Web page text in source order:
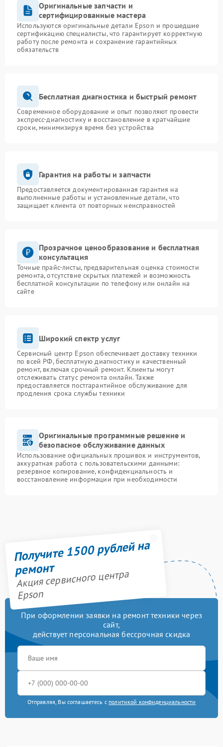
Оригинальные запчасти и
сертифицированные мастера
Используются оригинальные детали Epson и прошедшие
сертификацию специалисты, что гарантирует корректную
работу после ремонта и сохранение гарантийных
обязательств
Бесплатная диагностика и быстрый ремонт
Современное оборудование и опыт позволяют провести
экспресс-диагностику и восстановление в кратчайшие
сроки, минимизируя время без устройства
Гарантия на работы и запчасти
Предоставляется документированная гарантия на
выполненные работы и установленные детали, что
защищает клиента от повторных неисправностей
Прозрачное ценообразование и бесплатная
консультация
Точные прайс-листы, предварительная оценка стоимости
ремонта, отсутствие скрытых платежей и возможность
бесплатной консультации по телефону или онлайн на
сайте
Широкий спектр услуг
Сервисный центр Epson обеспечивает доставку техники
по всей РФ, бесплатную диагностику и качественный
ремонт, включая срочный ремонт. Клиенты могут
отслеживать статус ремонта онлайн. Также
предоставляется постгарантийное обслуживание для
продления срока службы техники
Оригинальные программные решение и
безопасное обслуживание данных
Использование официальных прошивок и инструментов,
аккуратная работа с пользовательскими данными:
резервное копирование, конфиденциальность и
восстановление информации при необходимости
Получите 1500 рублей на
ремонт
Акция сервисного центра
Epson
При оформлении заявки на ремонт техники через
сайт,
действует персональная бессрочная скидка
Отправляя, Вы соглашаетесь с политикой конфиденциальности